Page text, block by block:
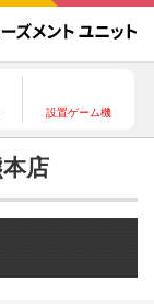
設置ゲーム機
店